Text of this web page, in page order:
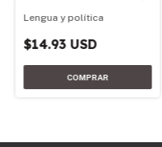
Lengua y política
$14.93 USD